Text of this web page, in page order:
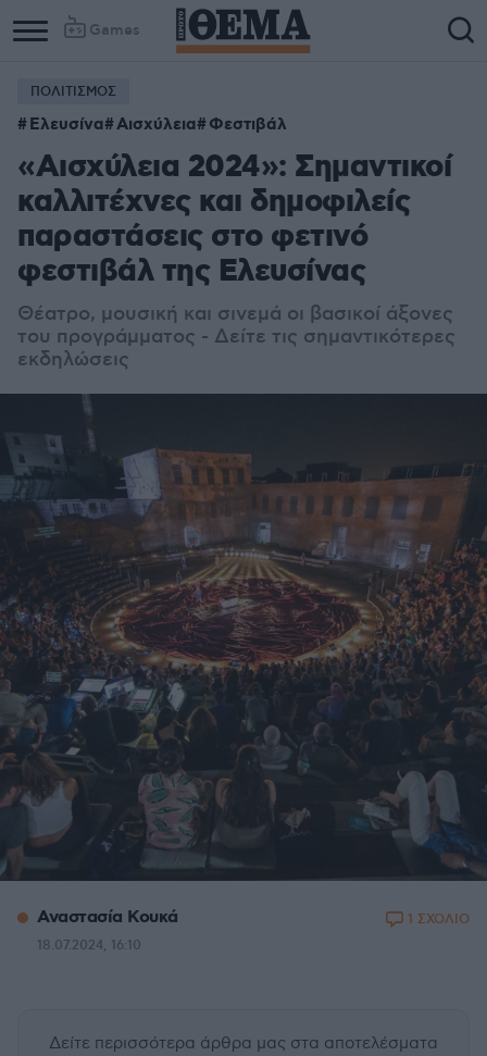
Games
ΠΟΛΙΤΙΣΜΟΣ
Ελευσίνα Αισχύλεια Φεστιβάλ
«Αισχύλεια 2024»: Σημαντικοί
καλλιτέχνες και δημοφιλείς
παραστάσεις στο φετινό
φεστιβάλ της Ελευσίνας
Θέατρο, μουσική και σινεμά οι βασικοί άξονες
του προγράμματος - Δείτε τις σημαντικότερες
εκδηλώσεις
Αναστασία Κουκά
18.07.2024, 16:10
1 ΣΧΟΛΙΟ
Δείτε περισσότερα άρθρα μας στα αποτελέσματα